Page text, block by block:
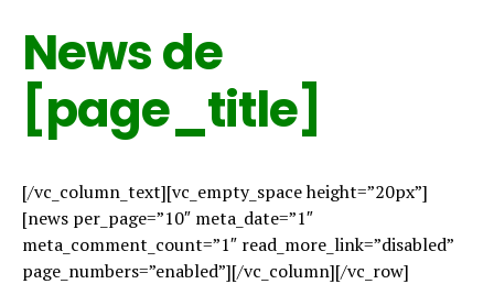
News de
[page_title]
[/vc_column_text][vc_empty_space height=”20px”]
[news per_page=”10″ meta_date=”1″
meta_comment_count=”1″ read_more_link=”disabled”
page_numbers=”enabled”][/vc_column][/vc_row]